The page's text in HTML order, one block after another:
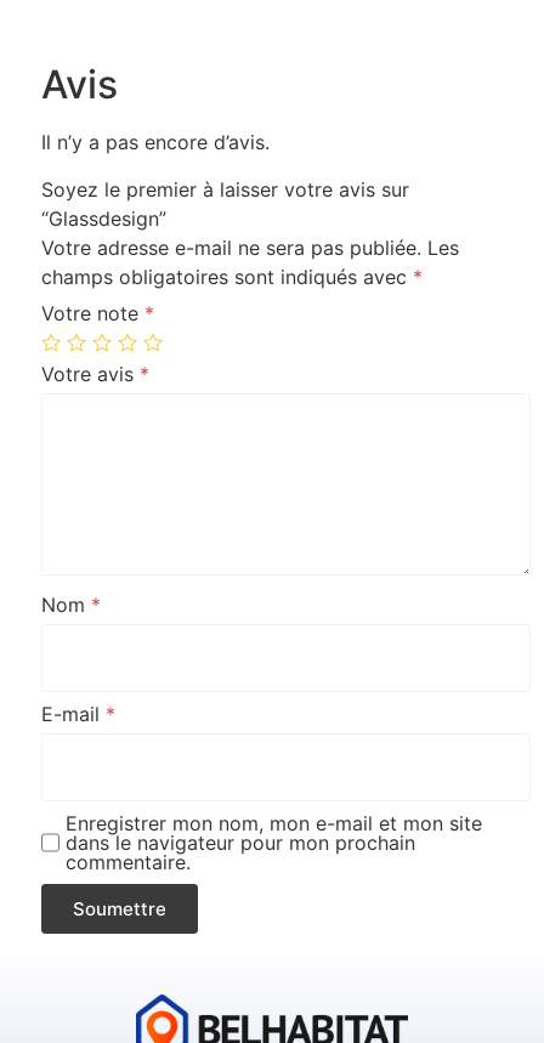
Avis
Il n’y a pas encore d’avis.
Soyez le premier à laisser votre avis sur
“Glassdesign”
Votre adresse e-mail ne sera pas publiée. Les
champs obligatoires sont indiqués avec *
Votre note *
Votre avis *
Nom *
E-mail *
Enregistrer mon nom, mon e-mail et mon site
dans le navigateur pour mon prochain
commentaire.